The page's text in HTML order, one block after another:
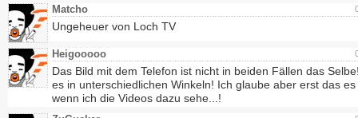
Matcho
Ungeheuer von Loch TV
Heigooooo
Das Bild mit dem Telefon ist nicht in beiden Fällen das
es in unterschiedlichen Winkeln! Ich glaube aber erst das
wenn ich die Videos dazu sehe...!